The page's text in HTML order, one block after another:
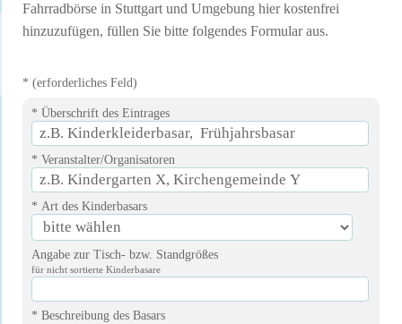
Fahrradbörse in Stuttgart und Umgebung hier kostenfrei
hinzuzufügen, füllen Sie bitte folgendes Formular aus.
* (erforderliches Feld)
* Überschrift des Eintrages
* Veranstalter/Organisatoren
* Art des Kinderbasars
Angabe zur Tisch- bzw. Standgrößes
für nicht sortierte Kinderbasare
* Beschreibung des Basars